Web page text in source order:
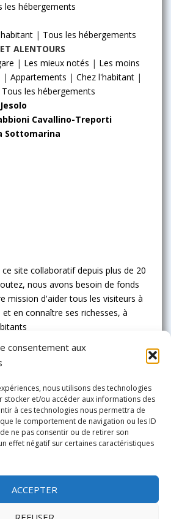
consentement aux
nous utilisons des technologies
stocker et/ou accéder aux informations des
à ces technologies nous permettra de
le comportement de navigation ou les ID
ne pas consentir ou de retirer son
effet négatif sur certaines caractéristiques
ACCEPTER
les hébergements
| Tous les hébergements
ALENTOURS
| Les mieux notés | Les moins
| Appartements | Chez l'habitant |
Tous les hébergements
Cavallino-Treporti
Sottomarina
site collaboratif depuis plus de 20
nous avons besoin de fonds
mission d'aider tous les visiteurs à
en connaître ses richesses, à